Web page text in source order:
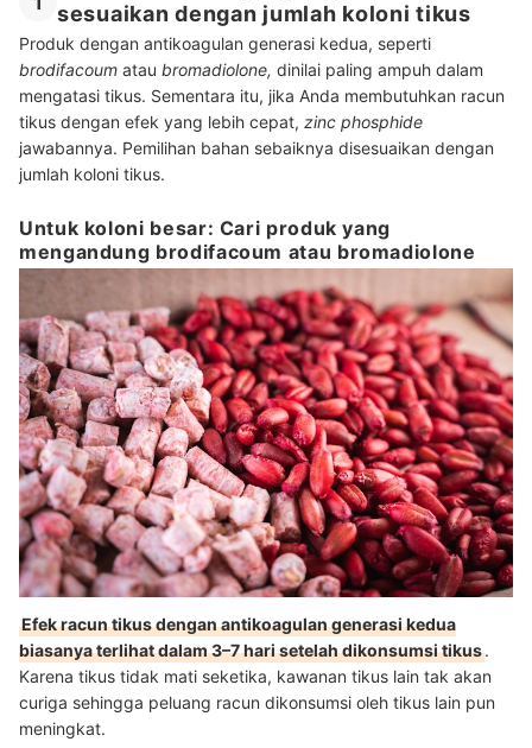
sesuaikan dengan jumlah koloni tikus
Produk dengan antikoagulan generasi kedua, seperti
brodifacoum atau bromadiolone, dinilai paling ampuh dalam
mengatasi tikus. Sementara itu, jika Anda membutuhkan racun
tikus dengan efek yang lebih cepat, zinc phosphide
jawabannya. Pemilihan bahan sebaiknya disesuaikan dengan
jumlah koloni tikus.
Untuk koloni besar: Cari produk yang
mengandung brodifacoum atau bromadiolone
Efek racun tikus dengan antikoagulan generasi kedua
biasanya terlihat dalam 3–7 hari setelah dikonsumsi tikus.
Karena tikus tidak mati seketika, kawanan tikus lain tak akan
curiga sehingga peluang racun dikonsumsi oleh tikus lain pun
meningkat.